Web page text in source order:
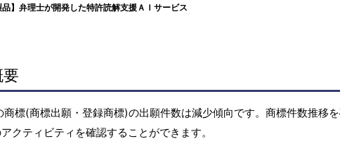
品】弁理士が開発した特許読解支援ＡＩサービス
標(商標出願・登録商標)の出願件数は減少傾向です。商標件数推移
クティビティを確認することができます。